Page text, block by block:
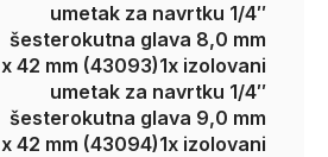
umetak za navrtku 1/4″
šesterokutna glava 8,0 mm
x 42 mm (43093)1x izolovani
umetak za navrtku 1/4″
šesterokutna glava 9,0 mm
x 42 mm (43094)1x izolovani